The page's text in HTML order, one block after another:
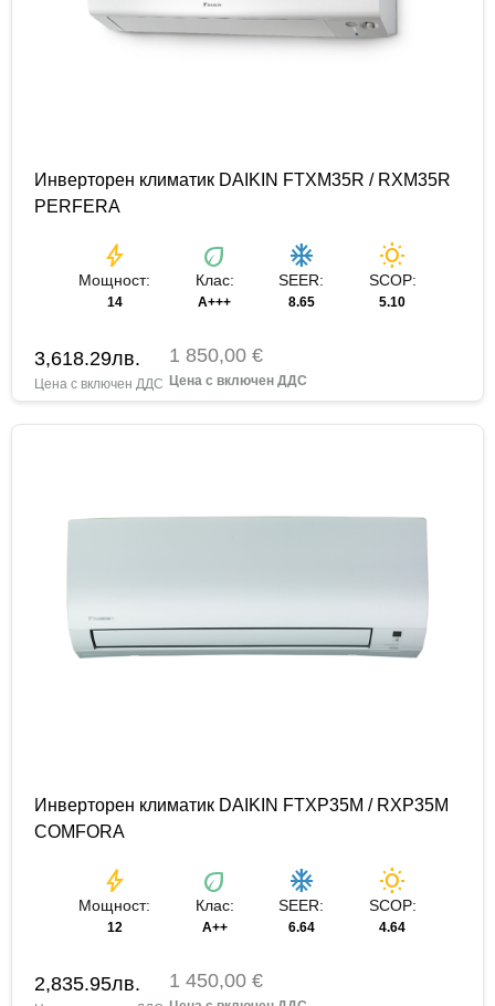
Инверторен климатик DAIKIN FTXM35R / RXM35R
PERFERA
bolt
Мощност:
14
eco
Клас:
A+++
ac_unit
SEER:
8.65
wb_sunny
SCOP:
5.10
3,618.29лв. 1 850,00 €
Инверторен климатик DAIKIN FTXP35M / RXP35M
COMFORA
bolt
Мощност:
12
eco
Клас:
A++
ac_unit
SEER:
6.64
wb_sunny
SCOP:
4.64
2,835.95лв. 1 450,00 €